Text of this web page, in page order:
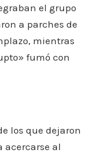
el grupo
a parches de
mientras
fumó con
los que dejaron
acercarse al